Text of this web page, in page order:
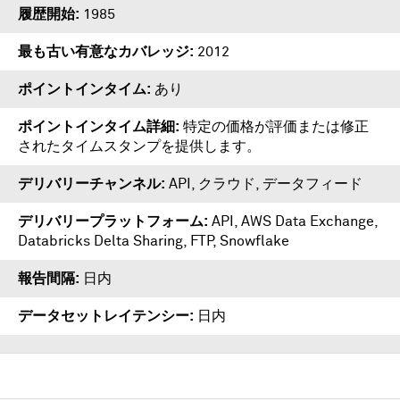
履歴開始 1985
最も古い有意なカバレッジ 2012
ポイントインタイム あり
ポイントインタイム詳細
特定の価格が評価または修正
されたタイムスタンプを提供します。
デリバリーチャンネル API, クラウド, データフィード
デリバリープラットフォーム API AWS Data Exchange
Databricks Delta Sharing
FTP, Snowflake
報告間隔 日内
データセットレイテンシー 日内